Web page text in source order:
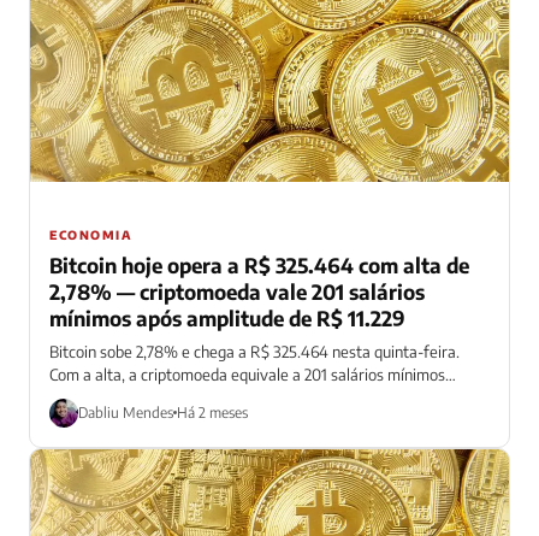
ECONOMIA
Bitcoin hoje opera a R$ 325.464 com alta de
2,78% — criptomoeda vale 201 salários
mínimos após amplitude de R$ 11.229
Bitcoin sobe 2,78% e chega a R$ 325.464 nesta quinta-feira.
Com a alta, a criptomoeda equivale a 201 salários mínimos
brasileiros.
Dabliu Mendes Há 2 meses